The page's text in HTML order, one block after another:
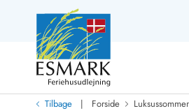
Tilbage | Forside